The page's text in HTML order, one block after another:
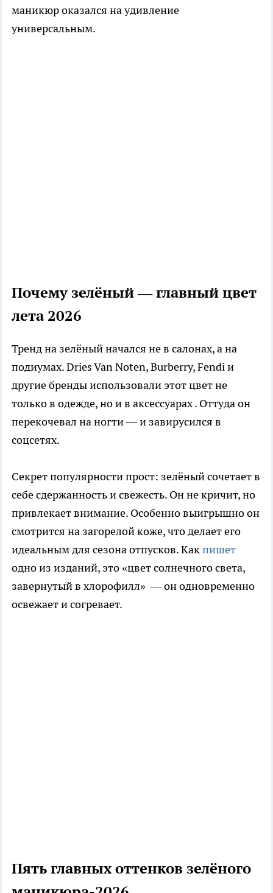
маникюр оказался на удивление
универсальным.
Почему зелёный — главный цвет
лета 2026
Тренд на зелёный начался не в салонах, а на
подиумах. Dries Van Noten, Burberry, Fendi и
другие бренды использовали этот цвет не
только в одежде, но и в аксессуарах . Оттуда он
перекочевал на ногти — и завирусился в
соцсетях.
Секрет популярности прост: зелёный сочетает в
себе сдержанность и свежесть. Он не кричит, но
привлекает внимание. Особенно выигрышно он
смотрится на загорелой коже, что делает его
идеальным для сезона отпусков. Какпишет
одно из изданий, это «цвет солнечного света,
завернутый в хлорофилл» — он одновременно
освежает и согревает.
Пять главных оттенков зелёного